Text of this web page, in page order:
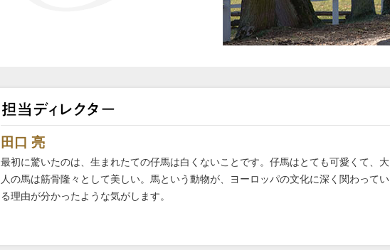
田口 亮
最初に驚いたのは、生まれたての仔馬は白くないことです。仔馬はとても可愛くて、大
人の馬は筋骨隆々として美しい。馬という動物が、ヨーロッパの文化に深く関わってい
る理由が分かったような気がします。